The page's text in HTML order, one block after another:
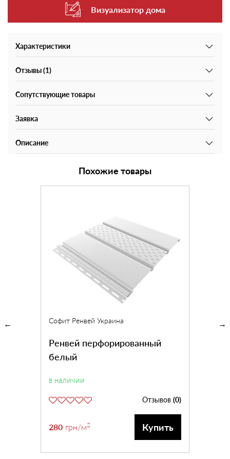
Визуализатор дома
Характеристики
Отзывы (1)
Сопутствующие товары
Заявка
Описание
Похожие товары
Софит Ренвей Украина
Ренвей перфорированный
белый
в наличии
Отзывов (0)
280 грн/м2 Купить